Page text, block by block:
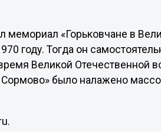
мемориал «Горьковчане в
году. Тогда он
Великой Отечественной
было налажено